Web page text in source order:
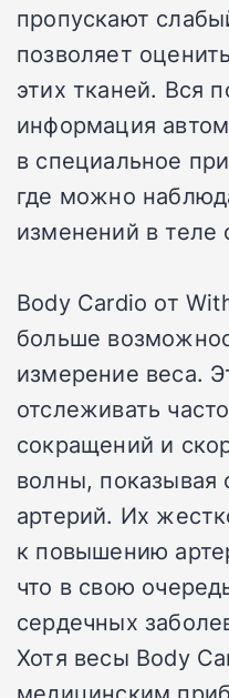
пропускают
позволяет
этих тканей. Вся
информация
в специальное
где можно
изменений в теле
Body Cardio от
больше
измерение веса.
отслеживать
сокращений и
волны, показывая
артерий. Их
к повышению
что в свою
сердечных
Хотя весы Body